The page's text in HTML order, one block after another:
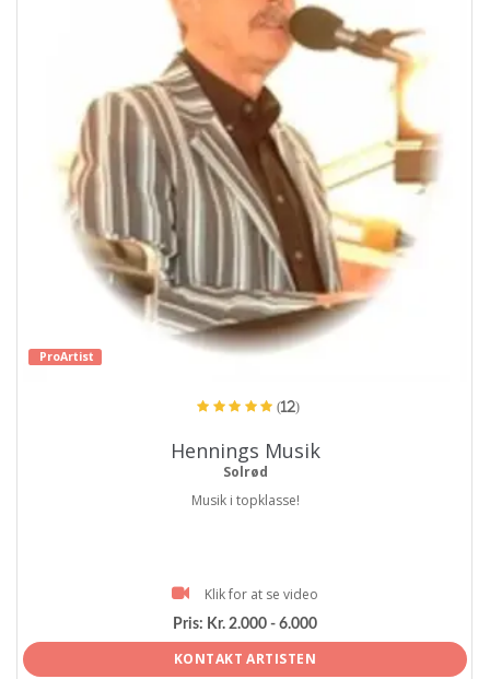
ProArtist
(12)
Hennings Musik
Solrød
Musik i topklasse!
Klik for at se video
Pris: Kr. 2.000 - 6.000
KONTAKT ARTISTEN